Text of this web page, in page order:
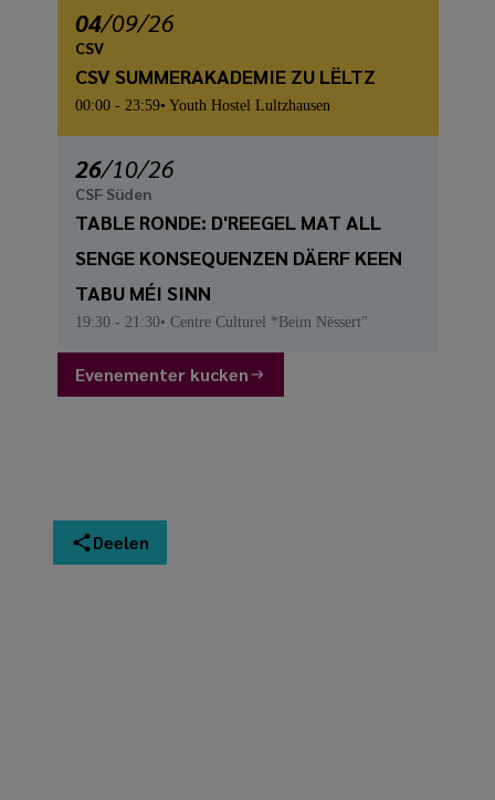
04/09/26
CSV
CSV SUMMERAKADEMIE ZU LËLTZ
00:00 - 23:59 Youth Hostel Lultzhausen
26/10/26
CSF Süden
TABLE RONDE: D'REEGEL MAT ALL
SENGE KONSEQUENZEN DÄERF KEEN
TABU MÉI SINN
19:30 - 21:30 Centre Culturel *Beim Nëssert"
Evenementer kucken
Deelen